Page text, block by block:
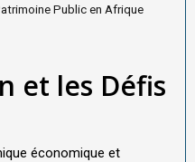
Public en Afrique
et les Défis
économique et